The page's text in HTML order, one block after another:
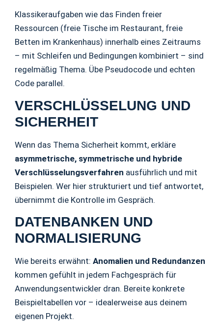
Klassikeraufgaben wie das Finden freier
Ressourcen (freie Tische im Restaurant, freie
Betten im Krankenhaus) innerhalb eines Zeitraums
– mit Schleifen und Bedingungen kombiniert – sind
regelmäßig Thema. Übe Pseudocode und echten
Code parallel.
VERSCHLÜSSELUNG UND
SICHERHEIT
Wenn das Thema Sicherheit kommt, erkläre
asymmetrische, symmetrische und hybride
Verschlüsselungsverfahren ausführlich und mit
Beispielen. Wer hier strukturiert und tief antwortet,
übernimmt die Kontrolle im Gespräch.
DATENBANKEN UND
NORMALISIERUNG
Wie bereits erwähnt: Anomalien und Redundanzen
kommen gefühlt in jedem Fachgespräch für
Anwendungsentwickler dran. Bereite konkrete
Beispieltabellen vor – idealerweise aus deinem
eigenen Projekt.